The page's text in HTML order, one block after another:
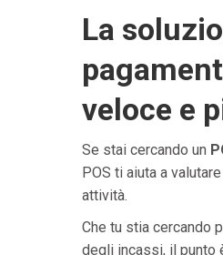
La
veloce e
Se stai cercando un
POS ti aiuta a
attività.
Che tu stia cercando
degli incassi, il punto